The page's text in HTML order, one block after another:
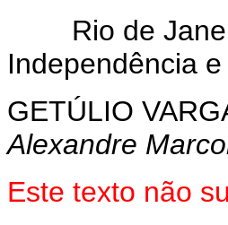
Rio de
Independência
GETÚLIO
Alexandre
Este texto não